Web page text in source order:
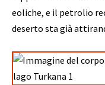
eoliche, e il petrolio
deserto sta già